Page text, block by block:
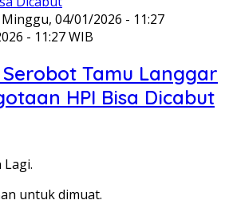
Minggu, 04/01/2026 - 11:27
- 11:27 WIB
Tamu Langgar
HPI Bisa Dicabut
Lagi.
untuk dimuat.